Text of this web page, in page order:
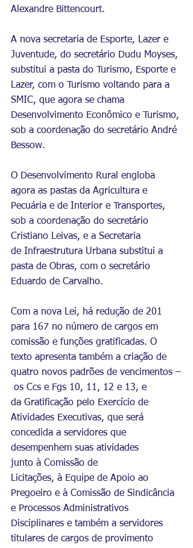
Alexandre Bittencourt.
A nova secretaria de Esporte, Lazer e
Juventude, do secretário Dudu Moyses,
substitui a pasta do Turismo, Esporte e
Lazer, com o Turismo voltando para a
SMIC, que agora se chama
Desenvolvimento Econômico e Turismo,
sob a coordenação do secretário André
Bessow.
O Desenvolvimento Rural engloba
agora as pastas da Agricultura e
Pecuária e de Interior e Transportes,
sob a coordenação do secretário
Cristiano Leivas, e a Secretaria
de Infraestrutura Urbana substitui a
pasta de Obras, com o secretário
Eduardo de Carvalho.
Com a nova Lei, há redução de 201
para 167 no número de cargos em
comissão e funções gratificadas. O
texto apresenta também a criação de
quatro novos padrões de vencimentos –
os Ccs e Fgs 10, 11, 12 e 13, e
da Gratificação pelo Exercício de
Atividades Executivas, que será
concedida a servidores que
desempenhem suas atividades
junto à Comissão de
Licitações, à Equipe de Apoio ao
Pregoeiro e à Comissão de Sindicância
e Processos Administrativos
Disciplinares e também a servidores
titulares de cargos de provimento